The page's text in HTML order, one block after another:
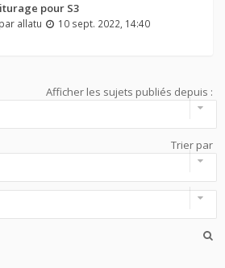
pour S3
allatu
10 sept. 2022, 14:40
Afficher les sujets publiés depuis :
Trier par